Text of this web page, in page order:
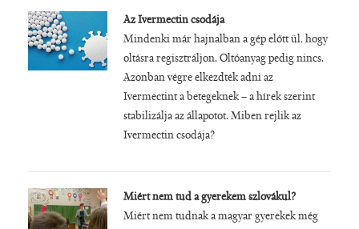
Az Ivermectin csodája
Mindenki már hajnalban a gép előtt ül, hogy
oltásra regisztráljon. Oltóanyag pedig nincs.
Azonban végre elkezdték adni az
Ivermectint a betegeknek – a hírek szerint
stabilizálja az állapotot. Miben rejlik az
Ivermectin csodája?
Miért nem tud a gyerekem szlovákul?
Miért nem tudnak a magyar gyerekek még